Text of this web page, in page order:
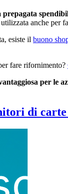
anche per
esiste il buono
fare rifornimento?
per le
di